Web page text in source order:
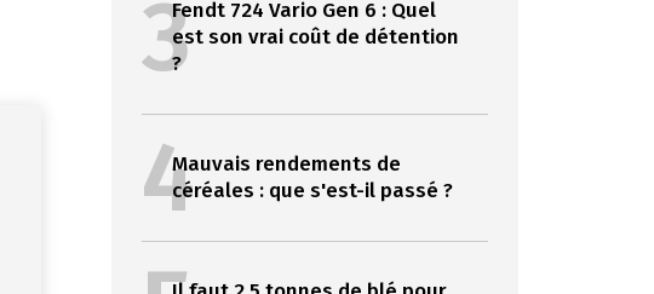
3Fendt 724 Vario Gen 6 : Quel
est son vrai coût de détention
?
4Mauvais rendements de
céréales : que s'est-il passé ?